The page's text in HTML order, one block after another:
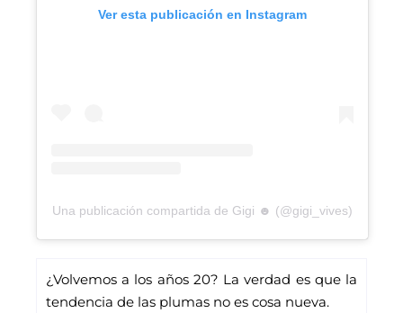
Ver esta publicación en Instagram
Una publicación compartida de Gigi ☻ (@gigi_vives)
¿Volvemos a los años 20? La verdad es que la
tendencia de las plumas no es cosa nueva.